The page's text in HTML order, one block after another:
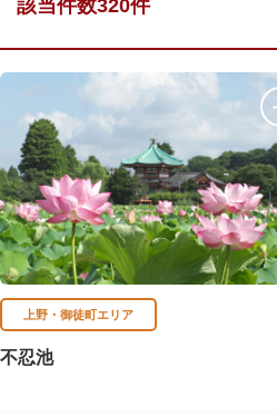
該当件数320件
上野・御徒町エリア
不忍池